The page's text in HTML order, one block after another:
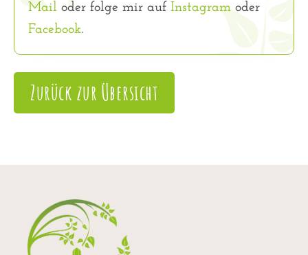
Mail oder folge mir auf Instagram oder
Facebook.
Zurück zur Übersicht